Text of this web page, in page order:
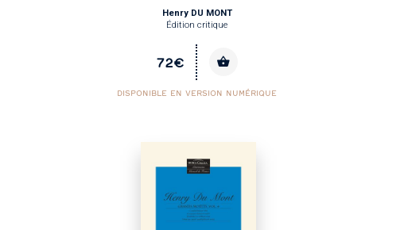
Henry DU MONT
Édition critique
72€
DISPONIBLE EN VERSION NUMÉRIQUE